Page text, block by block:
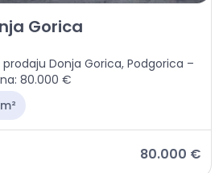
Donja Gorica
Gorica
Donja Gorica, Podgorica –
80.000 €
80.000 €